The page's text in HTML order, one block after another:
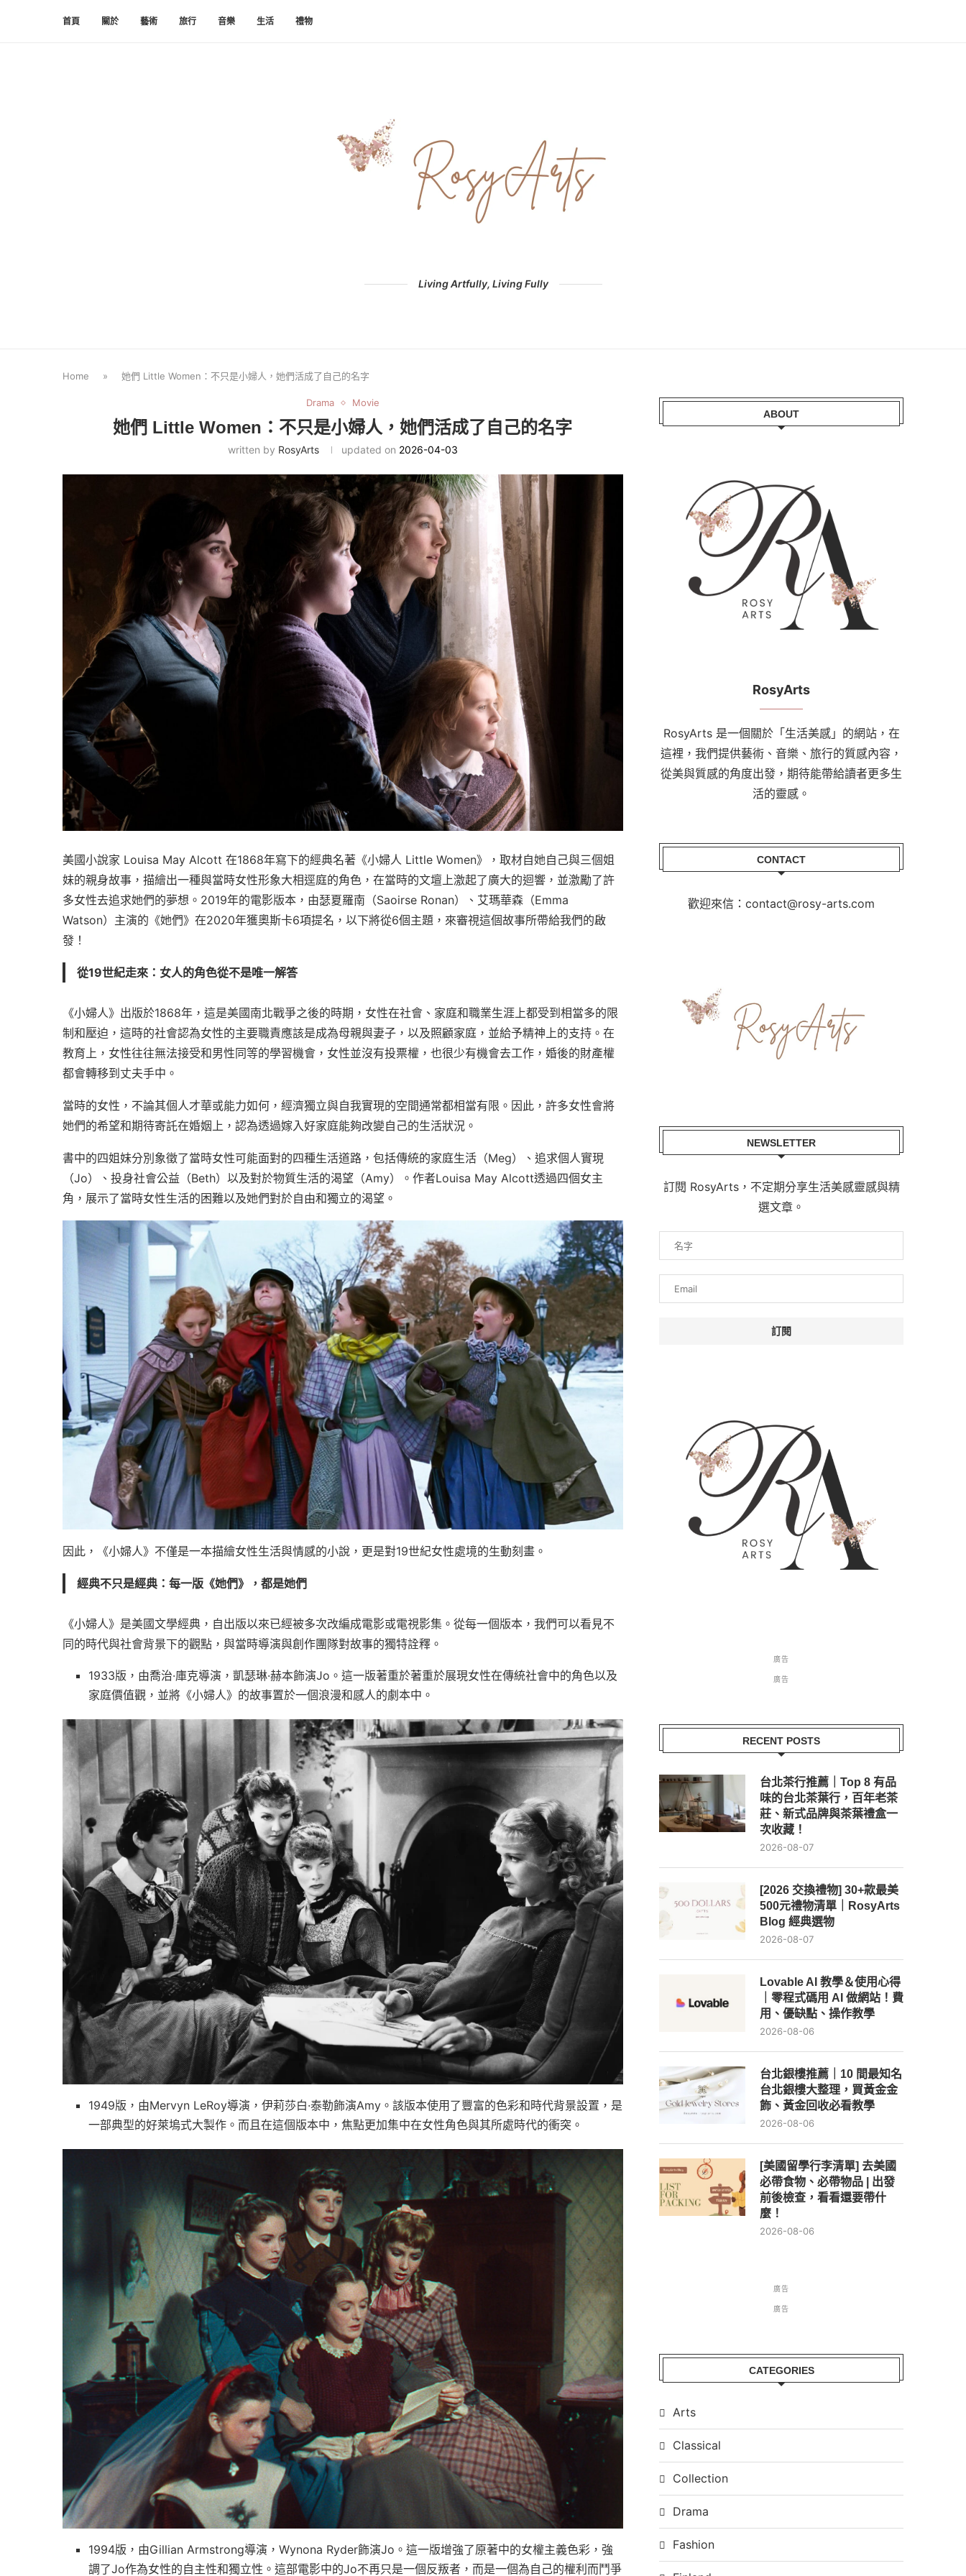
首頁 關於 藝術 旅行 音樂 生活 禮物
Living Artfully, Living Fully
Home » 她們 Little Women：不只是小婦人，她們活成了自己的名字
Drama Movie
她們 Little Women：不只是小婦人，她們活成了自己的名字
written by RosyArts updated on 2026-04-03
美國小說家 Louisa May Alcott 在1868年寫下的經典名著《小婦人 Little Women》，取材自她自己與三個姐
妹的親身故事，描繪出一種與當時女性形象大相逕庭的角色，在當時的文壇上激起了廣大的迴響，並激勵了許
多女性去追求她們的夢想。2019年的電影版本，由瑟夏羅南（Saoirse Ronan）、艾瑪華森（Emma
Watson）主演的《她們》在2020年獲奧斯卡6項提名，以下將從6個主題，來審視這個故事所帶給我們的啟
發！
從19世紀走來：女人的角色從不是唯一解答
《小婦人》出版於1868年，這是美國南北戰爭之後的時期，女性在社會、家庭和職業生涯上都受到相當多的限
制和壓迫，這時的社會認為女性的主要職責應該是成為母親與妻子，以及照顧家庭，並給予精神上的支持。在
教育上，女性往往無法接受和男性同等的學習機會，女性並沒有投票權，也很少有機會去工作，婚後的財產權
都會轉移到丈夫手中。
當時的女性，不論其個人才華或能力如何，經濟獨立與自我實現的空間通常都相當有限。因此，許多女性會將
她們的希望和期待寄託在婚姻上，認為透過嫁入好家庭能夠改變自己的生活狀況。
書中的四姐妹分別象徵了當時女性可能面對的四種生活道路，包括傳統的家庭生活（Meg）、追求個人實現
（Jo）、投身社會公益（Beth）以及對於物質生活的渴望（Amy）。作者Louisa May Alcott透過四個女主
角，展示了當時女性生活的困難以及她們對於自由和獨立的渴望。
因此，《小婦人》不僅是一本描繪女性生活與情感的小說，更是對19世紀女性處境的生動刻畫。
經典不只是經典：每一版《她們》，都是她們
《小婦人》是美國文學經典，自出版以來已經被多次改編成電影或電視影集。從每一個版本，我們可以看見不
同的時代與社會背景下的觀點，與當時導演與創作團隊對故事的獨特詮釋。
1933版，由喬治·庫克導演，凱瑟琳·赫本飾演Jo。這一版著重於著重於展現女性在傳統社會中的角色以及
家庭價值觀，並將《小婦人》的故事置於一個浪漫和感人的劇本中。
1949版，由Mervyn LeRoy導演，伊莉莎白·泰勒飾演Amy。該版本使用了豐富的色彩和時代背景設置，是
一部典型的好萊塢式大製作。而且在這個版本中，焦點更加集中在女性角色與其所處時代的衝突。
1994版，由Gillian Armstrong導演，Wynona Ryder飾演Jo。這一版增強了原著中的女權主義色彩，強
調了Jo作為女性的自主性和獨立性。這部電影中的Jo不再只是一個反叛者，而是一個為自己的權利而鬥爭
ABOUT
RosyArts
RosyArts 是一個關於「生活美感」的網站，在
這裡，我們提供藝術、音樂、旅行的質感內容，
從美與質感的角度出發，期待能帶給讀者更多生
活的靈感。
CONTACT
歡迎來信：contact@rosy-arts.com
NEWSLETTER
訂閱 RosyArts，不定期分享生活美感靈感與精
選文章。
廣告
廣告
RECENT POSTS
台北茶行推薦｜Top 8 有品
味的台北茶葉行，百年老茶
莊、新式品牌與茶葉禮盒一
次收藏！
2026-08-07
[2026 交換禮物] 30+款最美
500元禮物清單｜RosyArts
Blog 經典選物
2026-08-07
Lovable AI 教學＆使用心得
｜零程式碼用 AI 做網站！費
用、優缺點、操作教學
2026-08-06
台北銀樓推薦｜10 間最知名
台北銀樓大整理，買黃金金
飾、黃金回收必看教學
2026-08-06
[美國留學行李清單] 去美國
必帶食物、必帶物品 | 出發
前後檢查，看看還要帶什
麼！
2026-08-06
廣告
廣告
CATEGORIES
Arts
Classical
Collection
Drama
Fashion